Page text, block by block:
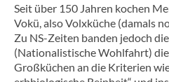
Seit über 150 Jahren kochen
Vokü, also Volxküche (damals
Zu NS-Zeiten banden jedoch
(Nationalistische Wohlfahrt) die
Großküchen an die Kriterien